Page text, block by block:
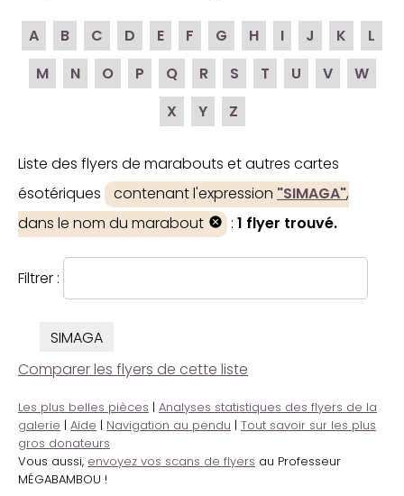
A B C D E F G H I J K
L
M
N O P Q R S T U V
W
X
Y Z
Liste des flyers de marabouts et autres cartes
ésotériques
contenant l'expression "SIMAGA",
dans le nom du marabout
: 1 flyer trouvé.
Filtrer :
SIMAGA
Comparer les flyers de cette liste
Les plus belles pièces | Analyses statistiques des flyers de la
galerie | Aide | Navigation au pendu | Tout savoir sur les plus
gros donateurs
Vous aussi, envoyez vos scans de flyers au Professeur
MÉGABAMBOU !